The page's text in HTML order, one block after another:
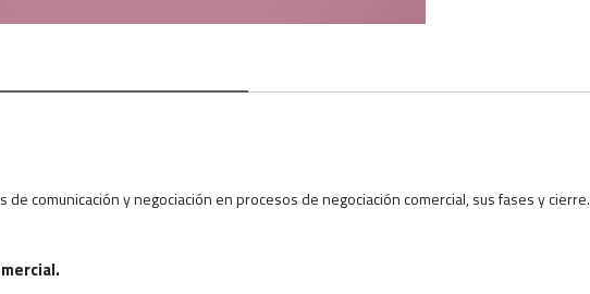
de comunicación y negociación en procesos de negociación comercial, sus fases y cierre.